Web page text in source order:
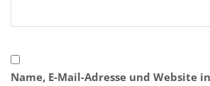
Name, E-Mail-Adresse und Website